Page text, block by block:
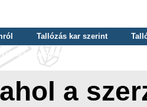
Tallózás kar szerint
Tallózás tudományterület szerint
a